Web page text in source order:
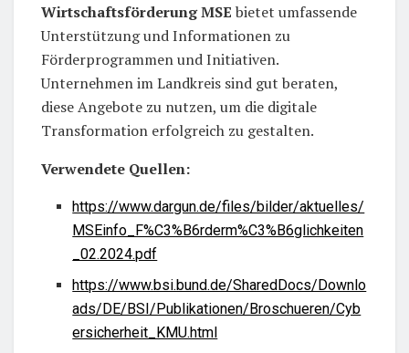
Wirtschaftsförderung MSE bietet umfassende
Unterstützung und Informationen zu
Förderprogrammen und Initiativen.
Unternehmen im Landkreis sind gut beraten,
diese Angebote zu nutzen, um die digitale
Transformation erfolgreich zu gestalten.
Verwendete Quellen:
https://www.dargun.de/files/bilder/aktuelles/
MSEinfo_F%C3%B6rderm%C3%B6glichkeiten
_02.2024.pdf
https://www.bsi.bund.de/SharedDocs/Downlo
ads/DE/BSI/Publikationen/Broschueren/Cyb
ersicherheit_KMU.html